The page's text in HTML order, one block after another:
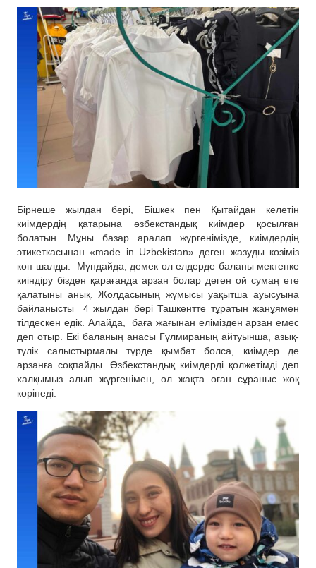
Бірнеше жылдан бері, Бішкек пен Қытайдан келетін
киімдердің қатарына өзбекстандық киімдер қосылған
болатын. Мұны базар аралап жүргенімізде, киімдердің
этикеткасынан «made in Uzbekistan» деген жазуды көзіміз
көп шалды. Мұндайда, демек ол елдерде баланы мектепке
киіндіру бізден қарағанда арзан болар деген ой сумаң ете
қалатыны анық. Жолдасының жұмысы уақытша ауысуына
байланысты 4 жылдан бері Ташкентте тұратын жанұямен
тілдескен едік. Алайда, баға жағынан елімізден арзан емес
деп отыр. Екі баланың анасы Гүлмираның айтуынша, азық-
түлік салыстырмалы түрде қымбат болса, киімдер де
арзанға соқпайды. Өзбекстандық киімдерді қолжетімді деп
халқымыз алып жүргенімен, ол жақта оған сұраныс жоқ
көрінеді.